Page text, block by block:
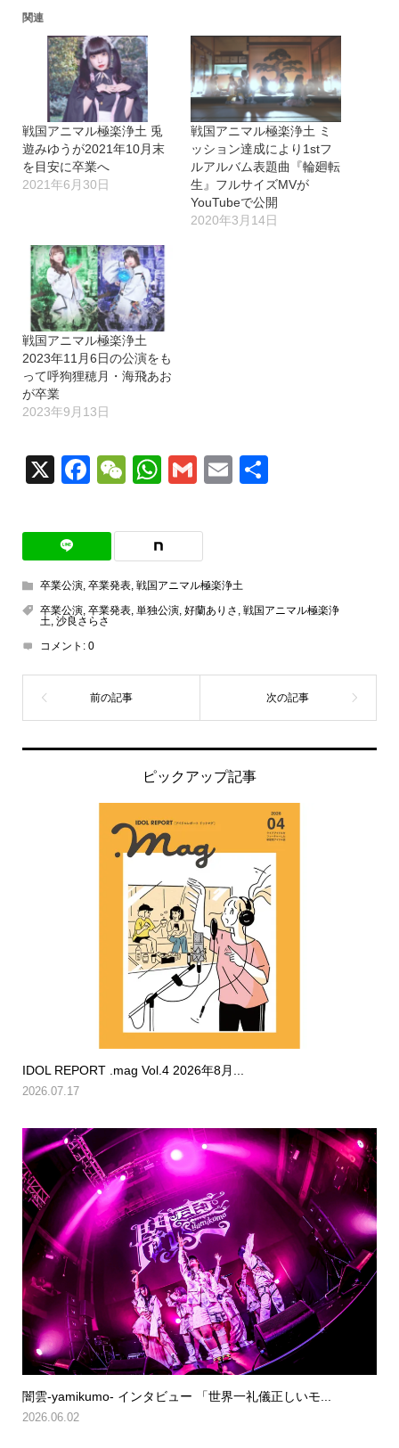
込
み
中…
関連
戦国アニマル極楽浄土 兎
遊みゆうが2021年10月末
を目安に卒業へ
2021年6月30日
戦国アニマル極楽浄土 ミ
ッション達成により1stフ
ルアルバム表題曲『輪廻転
生』フルサイズMVが
YouTubeで公開
2020年3月14日
戦国アニマル極楽浄土
2023年11月6日の公演をも
って呼狗狸穂月・海飛あお
が卒業
2023年9月13日
X Facebook
WeChat
WhatsApp
GmailEmail
卒業公演, 卒業発表, 戦国アニマル極楽浄土
卒業公演, 卒業発表, 単独公演, 好蘭ありさ 戦国アニマル極楽浄
土 沙良さらさ
コメント: 0
ピックアップ記事
IDOL REPORT .mag Vol.4 2026年8月...
2026.07.17
闇雲-yamikumo- インタビュー 「世界一礼儀正しいモ...
2026.06.02